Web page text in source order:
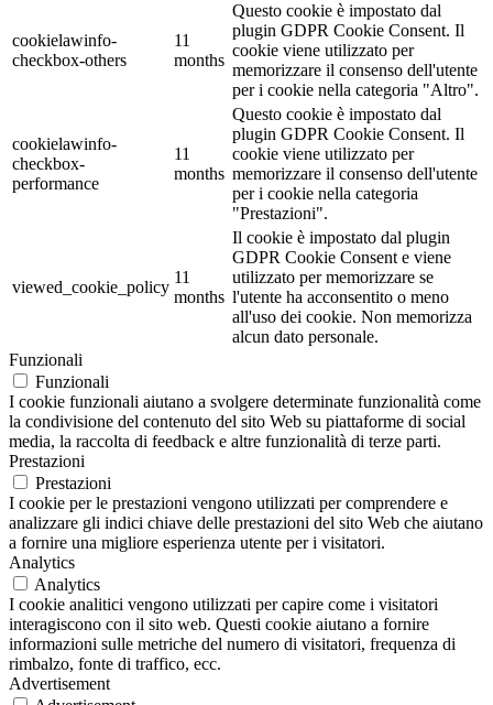
cookielawinfo-
checkbox-others
11
months
Questo cookie è impostato dal
plugin GDPR Cookie Consent. Il
cookie viene utilizzato per
memorizzare il consenso dell'utente
per i cookie nella categoria "Altro".
cookielawinfo-
checkbox-
performance
11
months
Questo cookie è impostato dal
plugin GDPR Cookie Consent. Il
cookie viene utilizzato per
memorizzare il consenso dell'utente
per i cookie nella categoria
"Prestazioni".
viewed_cookie_policy
11
months
Il cookie è impostato dal plugin
GDPR Cookie Consent e viene
utilizzato per memorizzare se
l'utente ha acconsentito o meno
all'uso dei cookie. Non memorizza
alcun dato personale.
Funzionali
Funzionali
I cookie funzionali aiutano a svolgere determinate funzionalità come
la condivisione del contenuto del sito Web su piattaforme di social
media, la raccolta di feedback e altre funzionalità di terze parti.
Prestazioni
Prestazioni
I cookie per le prestazioni vengono utilizzati per comprendere e
analizzare gli indici chiave delle prestazioni del sito Web che aiutano
a fornire una migliore esperienza utente per i visitatori.
Analytics
Analytics
I cookie analitici vengono utilizzati per capire come i visitatori
interagiscono con il sito web. Questi cookie aiutano a fornire
informazioni sulle metriche del numero di visitatori, frequenza di
rimbalzo, fonte di traffico, ecc.
Advertisement